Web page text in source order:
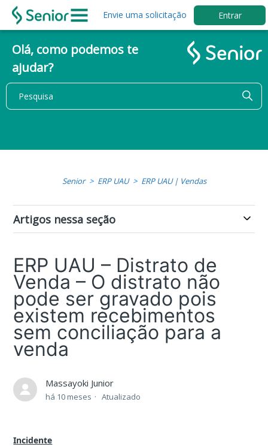
Envie uma solicitação Entrar
Olá, como podemos te
ajudar?
Senior ERP UAU ERP UAU | Vendas
Artigos nessa seção
ERP UAU – Distrato de
Venda – O distrato não
pode ser gravado pois
existem recebimentos
sem conciliação para a
venda
Massayoki Junior
há 10 meses Atualizado
Incidente